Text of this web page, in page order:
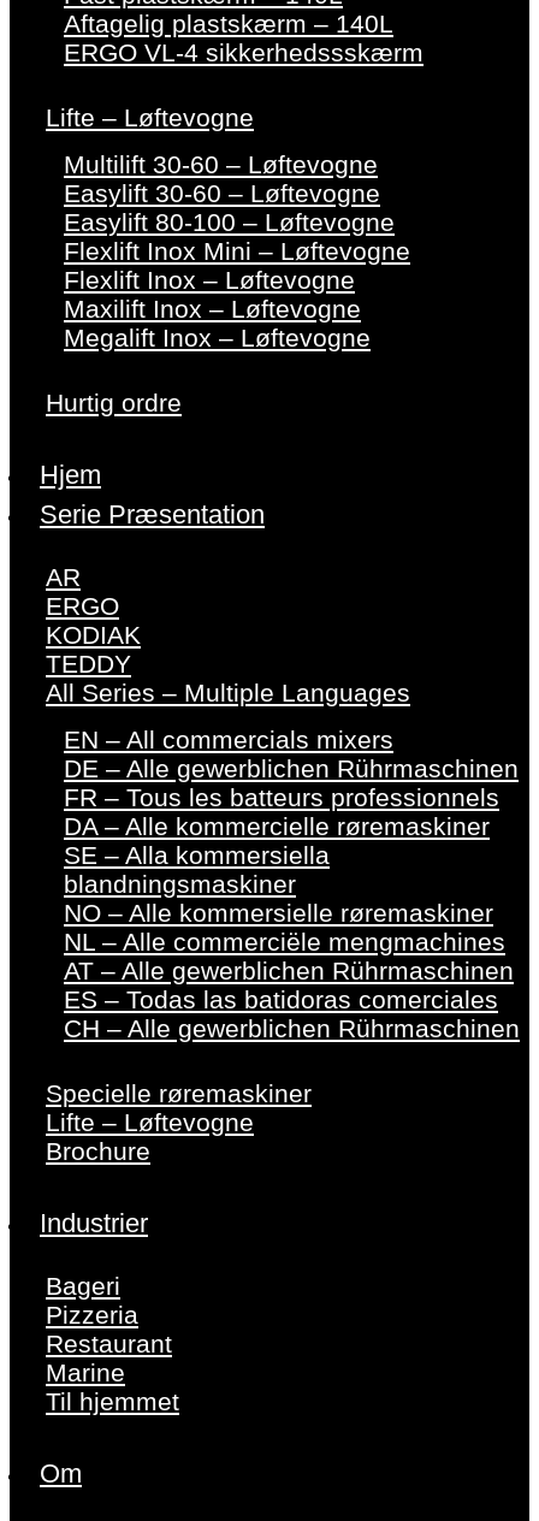
Aftagelig plastskærm – 140L
ERGO VL-4 sikkerhedssskærm
Lifte – Løftevogne
Multilift 30-60 – Løftevogne
Easylift 30-60 – Løftevogne
Easylift 80-100 – Løftevogne
Flexlift Inox Mini – Løftevogne
Flexlift Inox – Løftevogne
Maxilift Inox – Løftevogne
Megalift Inox – Løftevogne
Hurtig ordre
Hjem
Serie Præsentation
AR
ERGO
KODIAK
TEDDY
All Series – Multiple Languages
EN – All commercials mixers
DE – Alle gewerblichen Rührmaschinen
FR – Tous les batteurs professionnels
DA – Alle kommercielle røremaskiner
SE – Alla kommersiella
blandningsmaskiner
NO – Alle kommersielle røremaskiner
NL – Alle commerciële mengmachines
AT – Alle gewerblichen Rührmaschinen
ES – Todas las batidoras comerciales
CH – Alle gewerblichen Rührmaschinen
Specielle røremaskiner
Lifte – Løftevogne
Brochure
Industrier
Bageri
Pizzeria
Restaurant
Marine
Til hjemmet
Om